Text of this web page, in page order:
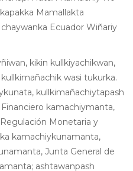
Mamallakta
Ecuador Wiñariy
kikin kullkiyachikwan,
wasi tukurka.
kullkimañachiytapash
kamachiymanta,
Monetaria y
kamachiykunamanta,
Junta General de
ashtawanpash